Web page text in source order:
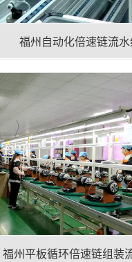
福州自动化倍速链流
福州平板循环倍速链组装